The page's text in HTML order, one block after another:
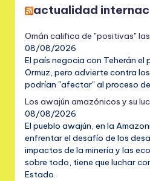
actualidad
Omán califica de "positivas"
08/08/2026
El país negocia con Teherán el
Ormuz, pero advierte contra
podrían "afectar" al proceso
Los awajún amazónicos y su
08/08/2026
El pueblo awajún, en la
enfrentar el desafío de los
impactos de la minería y las
sobre todo, tiene que luchar
Estado.